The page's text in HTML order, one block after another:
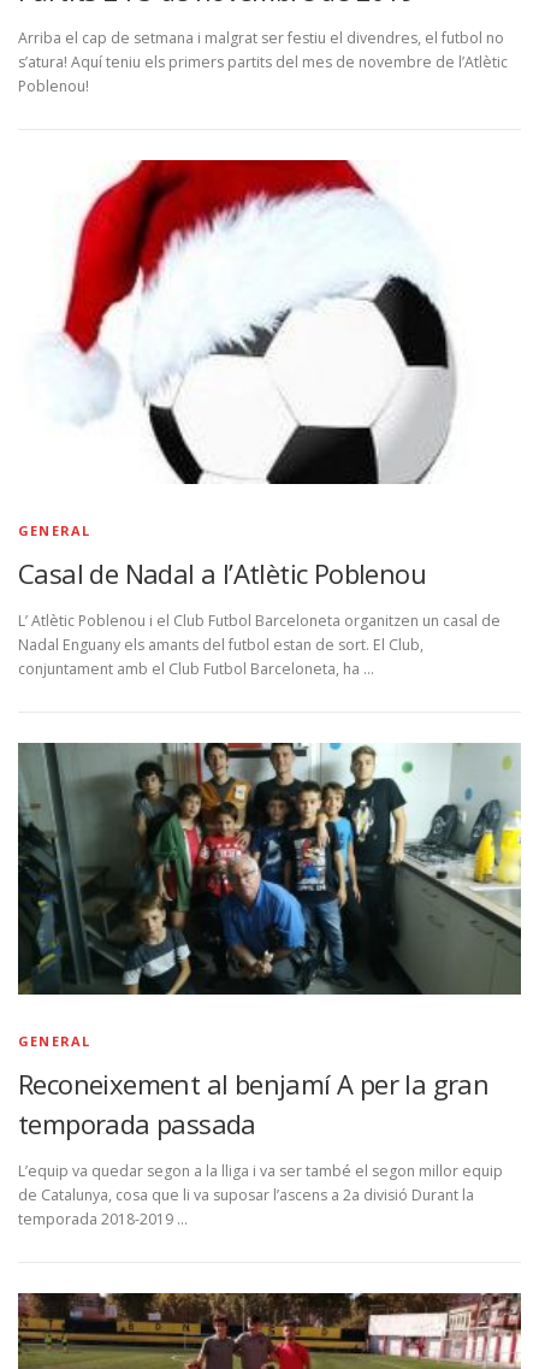
Arriba el cap de setmana i malgrat ser festiu el divendres, el futbol no
s’atura! Aquí teniu els primers partits del mes de novembre de l’Atlètic
Poblenou!
GENERAL
Casal de Nadal a l’Atlètic Poblenou
L’ Atlètic Poblenou i el Club Futbol Barceloneta organitzen un casal de
Nadal Enguany els amants del futbol estan de sort. El Club,
conjuntament amb el Club Futbol Barceloneta, ha …
GENERAL
Reconeixement al benjamí A per la gran
temporada passada
L’equip va quedar segon a la lliga i va ser també el segon millor equip
de Catalunya, cosa que li va suposar l’ascens a 2a divisió Durant la
temporada 2018-2019 …